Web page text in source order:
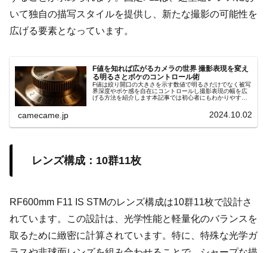
いて独自の描写スタイルを提供し、新たな撮影の可能性を
広げる要素となっています。
F値を知れば広がるカメラの世界 撮影表現を変え
る明るさとボケのコントロール術
F値は絞り開口の大きさを示す数値で明るさだけでなく被写
界深度やボケ感を自在にコントロールし撮影表現の幅を広
げる方法を紹介します本記事では初心者にもわかりやすい
camecame.jp 2024.10.02
レンズ構成：10群11枚
RF600mm F11 IS STMのレンズ構成は10群11枚で設計さ
れています。この設計は、光学性能と軽量化のバランスを
取るために緻密に計算されています。特に、特殊な光学ガ